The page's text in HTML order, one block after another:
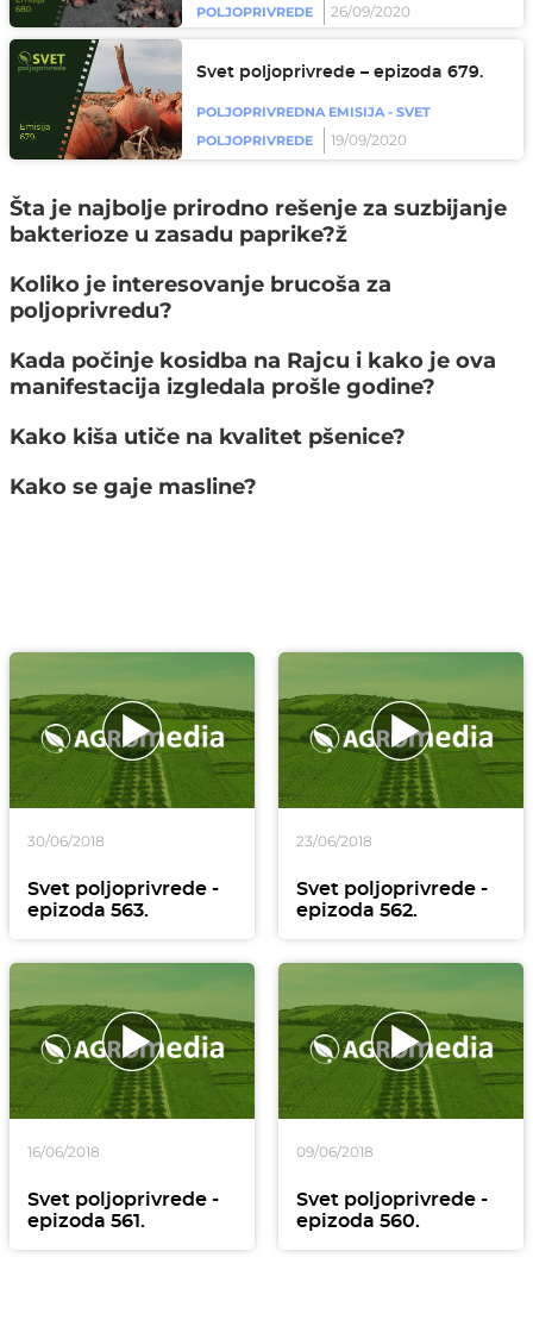
POLJOPRIVREDE 26/09/2020
Svet poljoprivrede – epizoda 679.
POLJOPRIVREDNA EMISIJA - SVET
POLJOPRIVREDE
19/09/2020
Šta je najbolje prirodno rešenje za suzbijanje
bakterioze u zasadu paprike?ž
Koliko je interesovanje brucoša za
poljoprivredu?
Kada počinje kosidba na Rajcu i kako je ova
manifestacija izgledala prošle godine?
Kako kiša utiče na kvalitet pšenice?
Kako se gaje masline?
30/06/2018
Svet poljoprivrede -
epizoda 563.
23/06/2018
Svet poljoprivrede -
epizoda 562.
16/06/2018
Svet poljoprivrede -
epizoda 561.
09/06/2018
Svet poljoprivrede -
epizoda 560.